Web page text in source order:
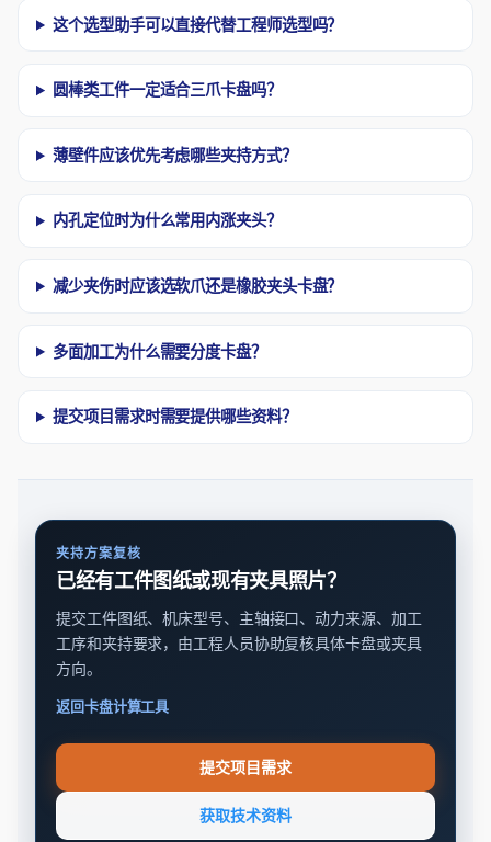
这个选型助手可以直接代替工程师选型吗？
圆棒类工件一定适合三爪卡盘吗？
薄壁件应该优先考虑哪些夹持方式？
内孔定位时为什么常用内涨夹头？
减少夹伤时应该选软爪还是橡胶夹头卡盘？
多面加工为什么需要分度卡盘？
提交项目需求时需要提供哪些资料？
夹持方案复核
已经有工件图纸或现有夹具照片？
提交工件图纸、机床型号、主轴接口、动力来源、加工
工序和夹持要求，由工程人员协助复核具体卡盘或夹具
方向。
返回卡盘计算工具
提交项目需求
获取技术资料